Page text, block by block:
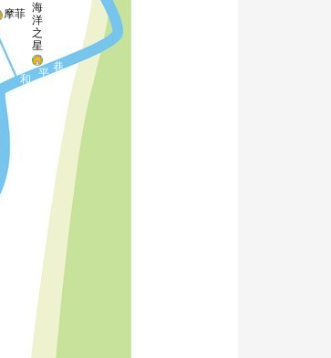
海
洋
之
星
和 平 巷
摩菲